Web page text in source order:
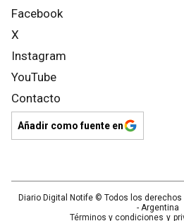
Facebook
X
Instagram
YouTube
Contacto
Añadir como fuente en
Diario Digital Notife © Todos los derechos
- Argentina
Términos y condiciones y